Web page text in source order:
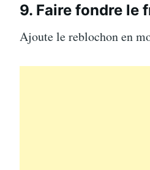
9. Faire fondre le
Ajoute le reblochon en